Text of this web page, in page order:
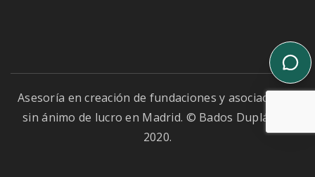
Asesoría en creación de fundaciones y asociaciones
sin ánimo de lucro en Madrid. © Bados Duplá, S.L.
2020.